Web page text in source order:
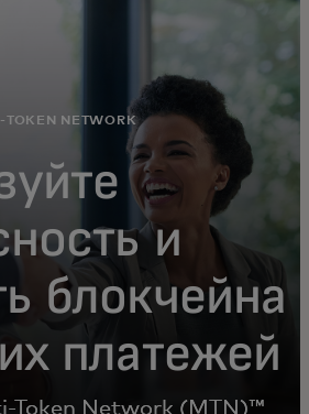
TOKEN NETWORK
и
блокчейна
платежей
Token Network (MTN)™